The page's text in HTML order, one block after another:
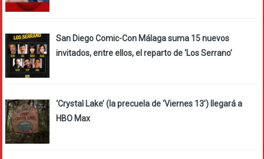
San Diego Comic-Con Málaga suma 15 nuevos
invitados, entre ellos, el reparto de ‘Los Serrano’
‘Crystal Lake’ (la precuela de ‘Viernes 13’) llegará a
HBO Max